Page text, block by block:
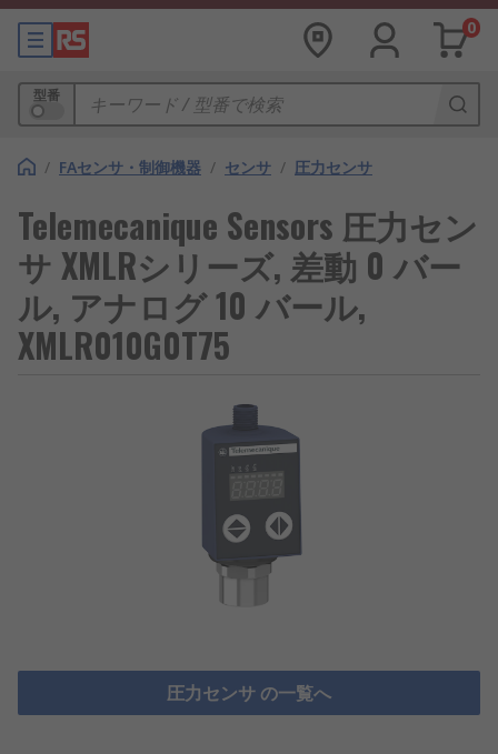
0
型番
/ FAセンサ・制御機器 / センサ / 圧力センサ
Telemecanique Sensors 圧力セン
サ XMLRシリーズ, 差動 0 バー
ル, アナログ 10 バール,
XMLR010G0T75
圧力センサ の一覧へ